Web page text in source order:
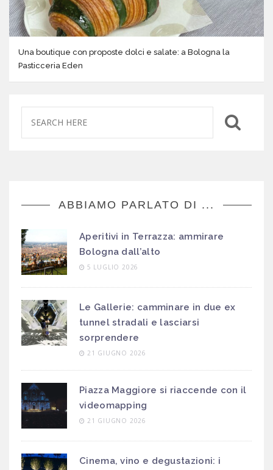
Una boutique con proposte dolci e salate: a Bologna la
Pasticceria Eden
ABBIAMO PARLATO DI ...
Aperitivi in Terrazza: ammirare
Bologna dall’alto
5 LUGLIO 2026
Le Gallerie: camminare in due ex
tunnel stradali e lasciarsi
sorprendere
21 GIUGNO 2026
Piazza Maggiore si riaccende con il
videomapping
21 GIUGNO 2026
Cinema, vino e degustazioni: i